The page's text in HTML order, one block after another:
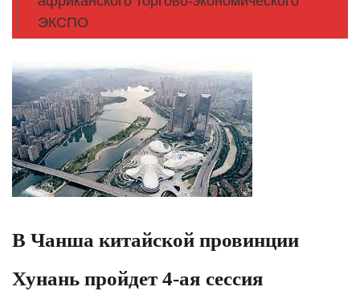
ЭКСПО
В Чанша китайской провинции
Хунань пройдет 4-ая сессия